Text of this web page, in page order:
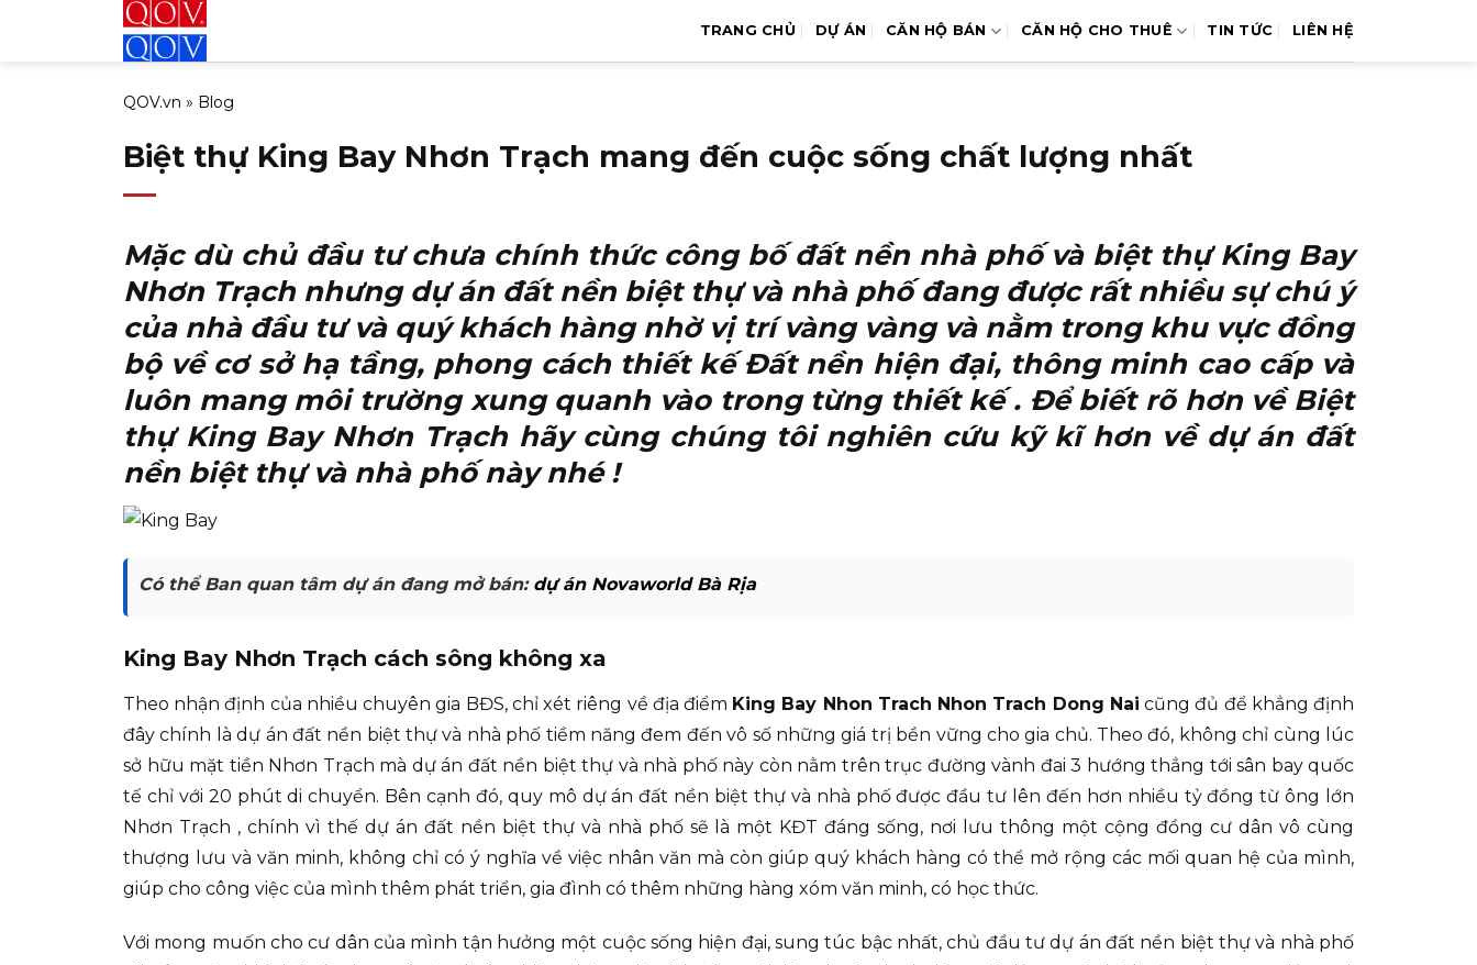
TRANG CHỦ DỰ ÁN CĂN HỘ BÁN CĂN HỘ CHO THUÊ TIN TỨC LIÊN HỆ
QOV.vn » Blog
Biệt thự King Bay Nhơn Trạch mang đến cuộc sống chất lượng nhất
Mặc dù chủ đầu tư chưa chính thức công bốđất nền nhà phố và biệt thự King Bay
Nhơn Trạchnhưng dự án đất nền biệt thự và nhà phố đang được rất nhiều sự chú ý
của nhà đầu tư và quý khách hàng nhờ vị trí vàng vàng và nằm trong khu vực đồng
bộ về cơ sở hạ tầng, phong cách thiết kế Đất nền hiện đại, thông minh cao cấp và
luôn mang môi trường xung quanh vào trong từng thiết kế . Để biết rõ hơn về Biệt
thự King Bay Nhơn Trạch hãy cùng chúng tôi nghiên cứu kỹ kĩ hơn về dự án đất
nền biệt thự và nhà phố này nhé !
Có thể Ban quan tâm dự án đang mở bán: dự án Novaworld Bà Rịa
King Bay Nhơn Trạch cách sông không xa
Theo nhận định của nhiều chuyên gia BĐS, chỉ xét riêng về địa điểm King Bay Nhon Trach Nhon Trach Dong Nai cũng đủ để khẳng định
đây chính là dự án đất nền biệt thự và nhà phố tiềm năng đem đến vô số những giá trị bền vững cho gia chủ. Theo đó, không chỉ cùng lúc
sở hữu mặt tiền Nhơn Trạch mà dự án đất nền biệt thự và nhà phố này còn nằm trên trục đường vành đai 3 hướng thẳng tới sân bay quốc
tế chỉ với 20 phút di chuyển. Bên cạnh đó, quy mô dự án đất nền biệt thự và nhà phố được đầu tư lên đến hơn nhiều tỷ đồng từ ông lớn
Nhơn Trạch , chính vì thế dự án đất nền biệt thự và nhà phố sẽ là một KĐT đáng sống, nơi lưu thông một cộng đồng cư dân vô cùng
thượng lưu và văn minh, không chỉ có ý nghĩa về việc nhân văn mà còn giúp quý khách hàng có thể mở rộng các mối quan hệ của mình,
giúp cho công việc của mình thêm phát triển, gia đình có thêm những hàng xóm văn minh, có học thức.
Với mong muốn cho cư dân của mình tận hưởng một cuộc sống hiện đại, sung túc bậc nhất, chủ đầu tư dự án đất nền biệt thự và nhà phố